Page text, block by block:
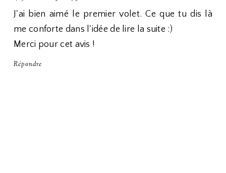
J'ai bien aimé le premier volet. Ce que tu dis là
me conforte dans l'idée de lire la suite :)
Merci pour cet avis !
Répondre